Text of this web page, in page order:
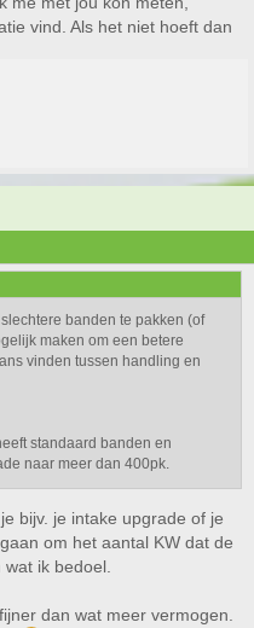
vind. Als het niet hoeft dan
banden te pakken (of
maken om een betere
vinden tussen handling en
standaard banden en
naar meer dan 400pk.
bijv. je intake upgrade of je
om het aantal KW dat de
ik bedoel.
dan wat meer vermogen.